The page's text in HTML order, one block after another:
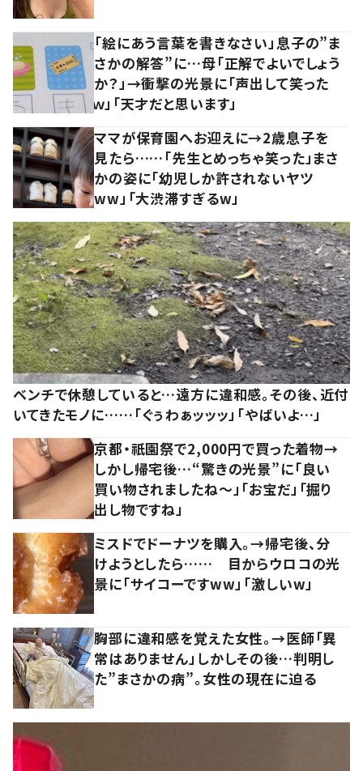
「絵にあう言葉を書きなさい」息子の”ま
さかの解答”に…母「正解でよいでしょう
か？」→衝撃の光景に「声出して笑った
ｗ」「天才だと思います」
ママが保育園へお迎えに→2歳息子を
見たら……「先生とめっちゃ笑った」まさ
かの姿に「幼児しか許されないヤツ
ww」「大渋滞すぎるw」
ベンチで休憩していると…遠方に違和感。その後、近付
いてきたモノに……「ぐぅわぁッッッ」「やばいよ…」
京都・祇園祭で2,000円で買った着物→
しかし帰宅後…“驚きの光景”に「良い
買い物されましたね～」「お宝だ」「掘り
出し物ですね」
ミスドでドーナツを購入。→帰宅後、分
けようとしたら…… 目からウロコの光
景に「サイコーですww」「激しいw」
胸部に違和感を覚えた女性。→医師「異
常はありません」しかしその後…判明し
た”まさかの病”。女性の現在に迫る